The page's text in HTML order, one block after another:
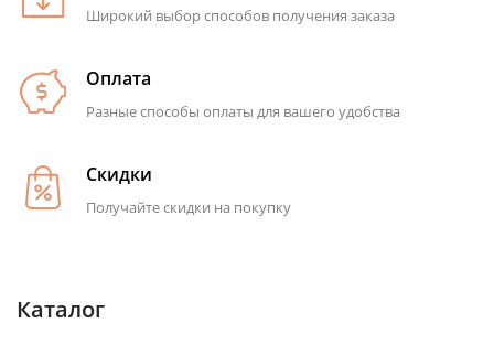
Широкий выбор способов получения заказа
Оплата
Разные способы оплаты для вашего удобства
Скидки
Получайте скидки на покупку
Каталог